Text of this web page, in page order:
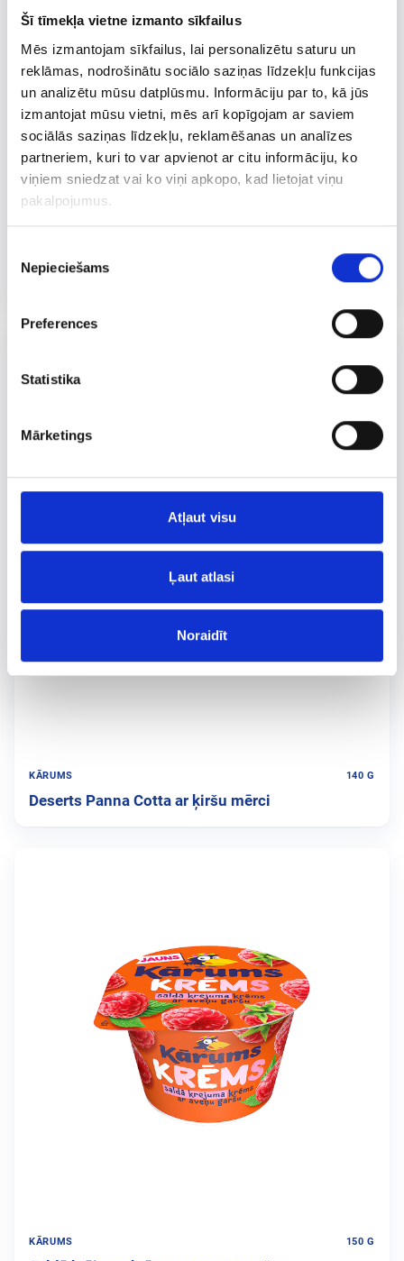
Šī tīmekļa vietne izmanto sīkfailus
Mēs izmantojam sīkfailus, lai personalizētu saturu un
reklāmas, nodrošinātu sociālo saziņas līdzekļu funkcijas
un analizētu mūsu datplūsmu. Informāciju par to, kā jūs
izmantojat mūsu vietni, mēs arī kopīgojam ar saviem
sociālās saziņas līdzekļu, reklamēšanas un analīzes
partneriem, kuri to var apvienot ar citu informāciju, ko
viņiem sniedzat vai ko viņi apkopo, kad lietojat viņu
pakalpojumus.
izvēle
Nepieciešams
Preferences
Statistika
Mārketings
Atļaut visu
Ļaut atlasi
Noraidīt
Deserts Panna Cotta ar zemeņu mērci
KĀRUMS 140 G
Deserts Panna Cotta ar ķiršu mērci
KĀRUMS 150 G